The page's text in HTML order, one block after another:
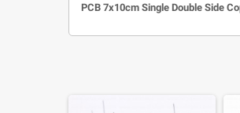
PCB 7x10cm Single Double Side